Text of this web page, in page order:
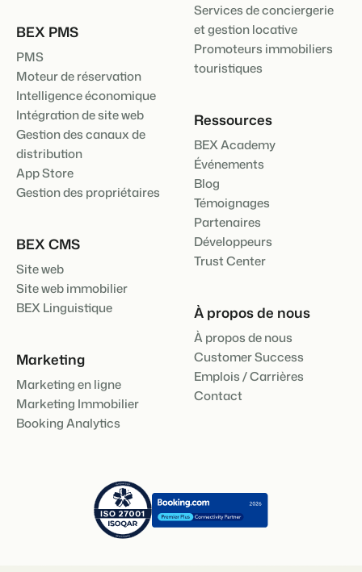
BEX PMS
PMS
Moteur de réservation
Intelligence économique
Intégration de site web
Gestion des canaux de
distribution
App Store
Gestion des propriétaires
BEX CMS
Site web
Site web immobilier
BEX Linguistique
Marketing
Marketing en ligne
Marketing Immobilier
Booking Analytics
Services de conciergerie
et gestion locative
Promoteurs immobiliers
touristiques
Ressources
BEX Academy
Événements
Blog
Témoignages
Partenaires
Développeurs
Trust Center
À propos de nous
À propos de nous
Customer Success
Emplois / Carrières
Contact